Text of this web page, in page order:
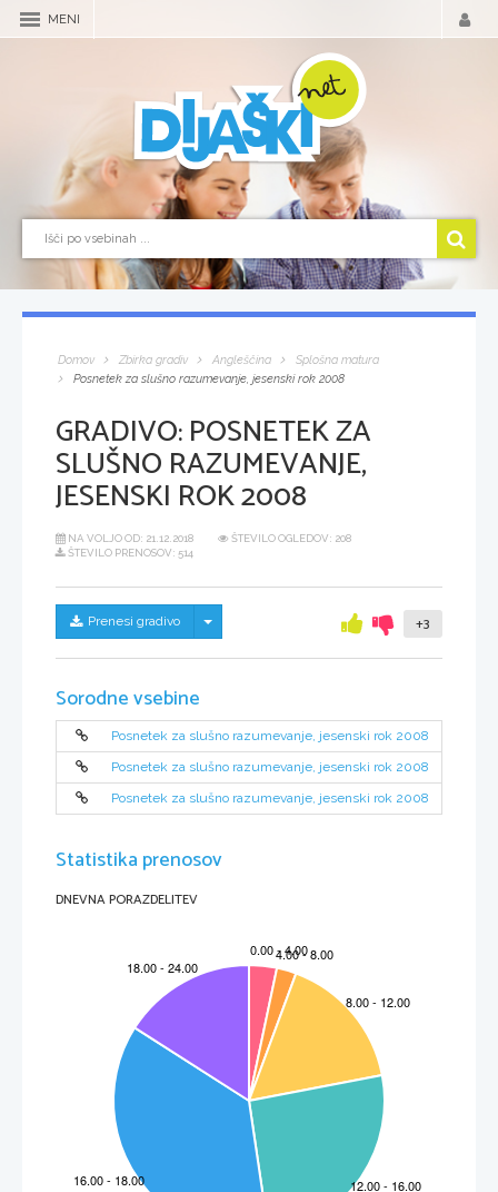
MENI
Domov Zbirka gradiv Angleščina
Splošna matura
Posnetek za slušno razumevanje, jesenski rok 2008
GRADIVO:POSNETEK ZA
SLUŠNO RAZUMEVANJE,
JESENSKI ROK 2008
NA VOLJO OD: 21.12.2018
ŠTEVILO OGLEDOV: 208
ŠTEVILO PRENOSOV: 514
Prenesi gradivo Skrij/prikaži meni +3
Sorodne vsebine
Posnetek za slušno razumevanje, jesenski rok 2008
Posnetek za slušno razumevanje, jesenski rok 2008
Posnetek za slušno razumevanje, jesenski rok 2008
Statistika prenosov
DNEVNA PORAZDELITEV